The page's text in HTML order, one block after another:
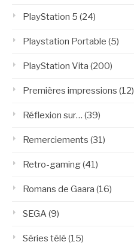
PlayStation 5 (24)
Playstation Portable (5)
PlayStation Vita (200)
Premières impressions (12)
Réflexion sur… (39)
Remerciements (31)
Retro-gaming(41)
Romans de Gaara (16)
SEGA(9)
Séries télé (15)